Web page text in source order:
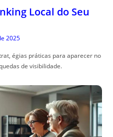
Local do Seu
2025
égias práticas para aparecer no
de visibilidade.